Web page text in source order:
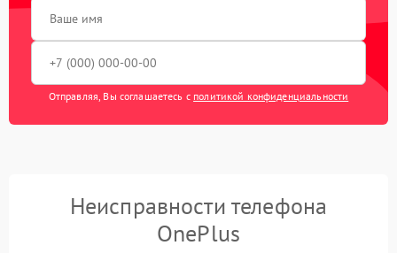
Отправляя, Вы соглашаетесь с политикой конфиденциальности
Неисправности телефона
OnePlus